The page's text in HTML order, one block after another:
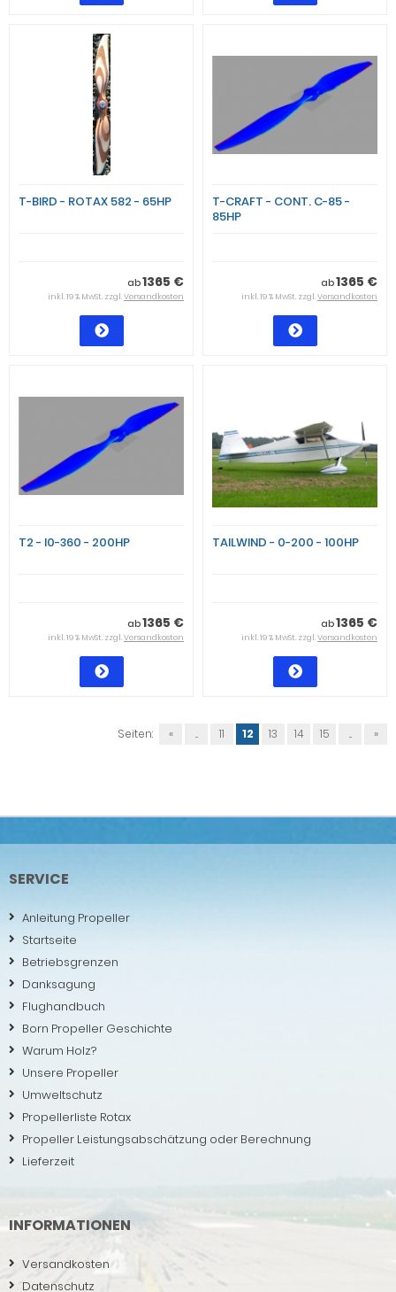
T-BIRD - ROTAX 582 - 65HP
ab1365 €
inkl. 19 % MwSt. zzgl.Versandkosten
T-CRAFT - CONT. C-85 -
85HP
ab1365 €
inkl. 19 % MwSt. zzgl.Versandkosten
T2 - I0-360 - 200HP
ab1365 €
inkl. 19 % MwSt. zzgl.Versandkosten
TAILWIND - 0-200 - 100HP
ab1365 €
inkl. 19 % MwSt. zzgl.Versandkosten
Seiten: « ... 11 12 13 14 15 ... »
SERVICE
Anleitung Propeller
Startseite
Betriebsgrenzen
Danksagung
Flughandbuch
Born Propeller Geschichte
Warum Holz?
Unsere Propeller
Umweltschutz
Propellerliste Rotax
Propeller Leistungsabschätzung oder Berechnung
Lieferzeit
INFORMATIONEN
Versandkosten
Datenschutz